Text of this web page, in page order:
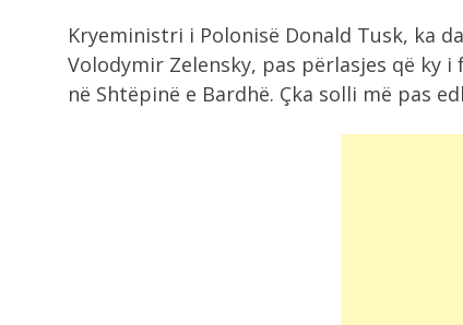
Kryeministri i Polonisë Donald Tusk, ka
Volodymir Zelensky, pas përlasjes që
në Shtëpinë e Bardhë. Çka solli më pas